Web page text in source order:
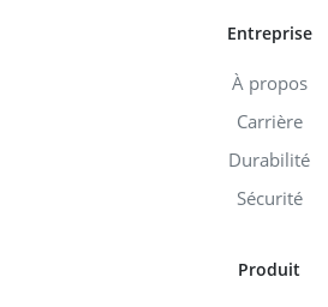
Entreprise
À propos
Carrière
Durabilité
Sécurité
Produit